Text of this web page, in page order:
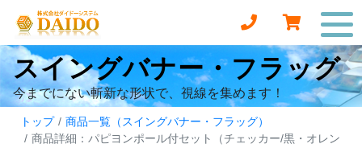
スイングバナー・フラッグ
今までにない斬新な形状で、視線を集めます！
トップ
商品一覧（スイングバナー・フラッグ）
商品詳細：パピヨンポール付セット（チェッカー/黒・オレン